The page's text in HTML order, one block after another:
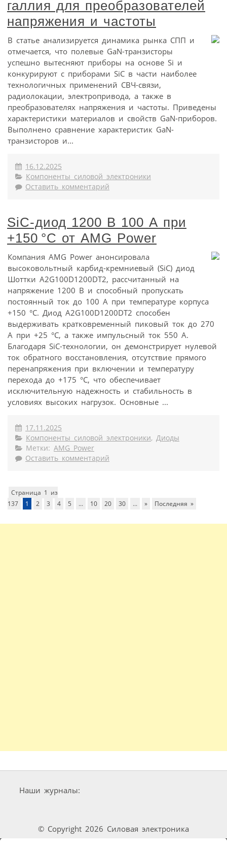
галлия для преобразователей
напряжения и частоты
В статье анализируется динамика рынка СПП и
отмечается, что полевые GaN-транзисторы
успешно вытесняют приборы на основе Si и
конкурируют с приборами SiC в части наиболее
технологичных применений СВЧ-связи,
радиолокации, электропривода, а также в
преобразователях напряжения и частоты. Приведены
характеристики материалов и свойств GaN-приборов.
Выполнено сравнение характеристик GaN-
транзисторов и...
16.12.2025
Компоненты силовой электроники
Оставить комментарий
SiC-диод 1200 В 100 А при
+150 °C от AMG Power
Компания AMG Power анонсировала
высоковольтный карбид-кремниевый (SiC) диод
Шоттки A2G100D1200DT2, рассчитанный на
напряжение 1200 В и способный пропускать
постоянный ток до 100 А при температуре корпуса
+150 °C. Диод A2G100D1200DT2 способен
выдерживать кратковременный пиковый ток до 270
А при +25 °C, а также импульсный ток 550 А.
Благодаря SiC-технологии, он демонстрирует нулевой
ток обратного восстановления, отсутствие прямого
перенапряжения при включении и температуру
перехода до +175 °C, что обеспечивает
исключительную надежность и стабильность в
условиях высоких нагрузок. Основные ...
17.11.2025
Компоненты силовой электроники, Диоды
Метки: AMG Power
Оставить комментарий
Страница 1 из
137
1 2 3 4 5 ... 10 20 30 ... » Последняя »
Наши журналы:
© Copyright 2026 Силовая электроника